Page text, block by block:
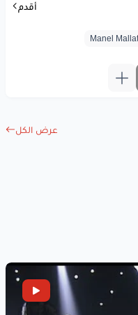
أقدم
عرض الكل